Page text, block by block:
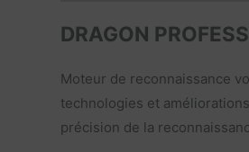
DRAGON
Moteur de reconnaissance
technologies et
précision de la